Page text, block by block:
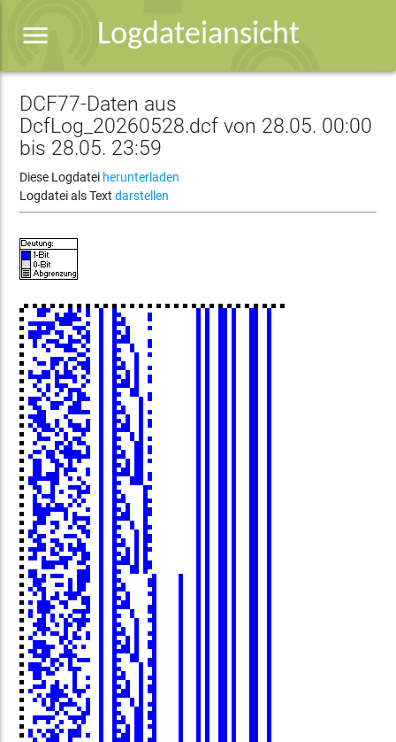
Logdateiansicht
menu
DCF77-Daten aus
DcfLog_20260528.dcf von 28.05. 00:00
bis 28.05. 23:59
Diese Logdatei herunterladen
Logdatei als Textdarstellen